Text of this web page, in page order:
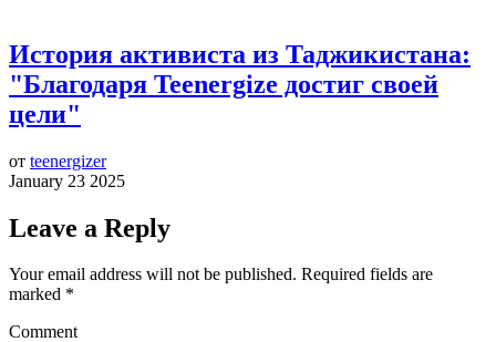
История активиста из Таджикистана:
"Благодаря Teenergize достиг своей
цели"
от teenergizer
January 23 2025
Leave a Reply
Your email address will not be published. Required fields are
marked *
Comment